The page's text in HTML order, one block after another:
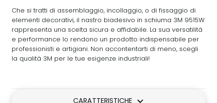
Che si tratti di assemblaggio, incollaggio, o di fissaggio di
elementi decorativi, il nastro biadesivo in schiuma 3M 9515W
rappresenta una scelta sicura e affidabile. La sua versatilità
e performance lo rendono un prodotto indispensabile per
professionisti e artigiani. Non accontentarti di meno, scegli
la qualità 3M per le tue esigenze industriali!
CARATTERISTICHE